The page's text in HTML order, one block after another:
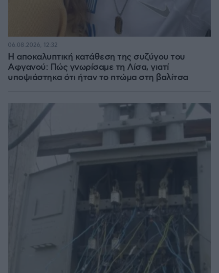
Η αποκαλυπτική κατάθεση της συζύγου του
Αφγανού: Πώς γνωρίσαμε τη Λίσα, γιατί
υποψιάστηκα ότι ήταν το πτώμα στη βαλίτσα
06.08.2026, 12:32